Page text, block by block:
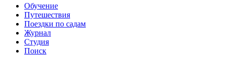
Обучение
Путешествия
Поездки по садам
Журнал
Студия
Поиск